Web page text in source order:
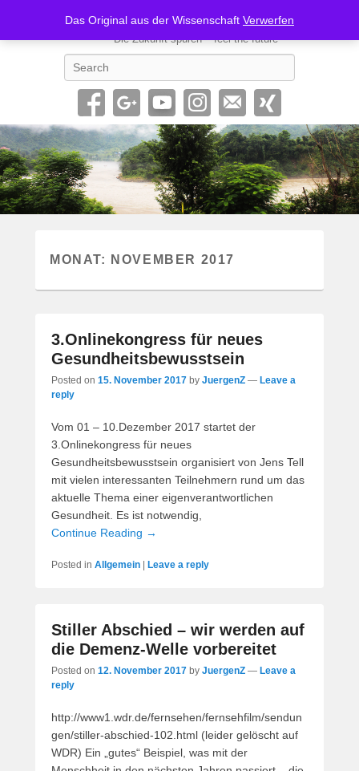
Das Original aus der Wissenschaft Verwerfen
Geno62-SONIC
Die Zukunft spüren – feel the future
MONAT: NOVEMBER 2017
3.Onlinekongress für neues
Gesundheitsbewusstsein
Posted on 15. November 2017 by JuergenZ — Leave a
reply
Vom 01 – 10.Dezember 2017 startet der
3.Onlinekongress für neues
Gesundheitsbewusstsein organisiert von Jens Tell
mit vielen interessanten Teilnehmern rund um das
aktuelle Thema einer eigenverantwortlichen
Gesundheit. Es ist notwendig,
Continue Reading →
Posted in Allgemein Leave a reply
Stiller Abschied – wir werden auf
die Demenz-Welle vorbereitet
Posted on 12. November 2017 by JuergenZ — Leave a
reply
http://www1.wdr.de/fernsehen/fernsehfilm/sendun
gen/stiller-abschied-102.html (leider gelöscht auf
WDR) Ein „gutes“ Beispiel, was mit der